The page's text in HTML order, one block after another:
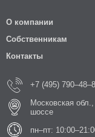
О компании
Собственникам
Контакты
+7 (495)
Московская
шоссе
пн–пт: